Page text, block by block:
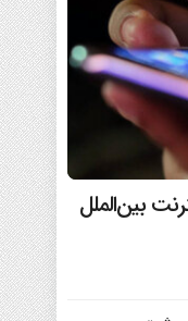
۲.۷ برای اینترنت بین‌الملل